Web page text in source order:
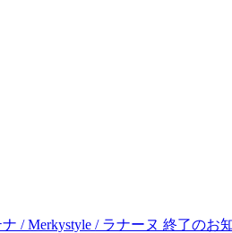
ナ / Merkystyle / ラナーヌ 終了のお